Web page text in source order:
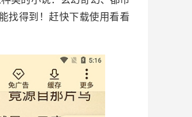
找得到！赶快下载使用看看